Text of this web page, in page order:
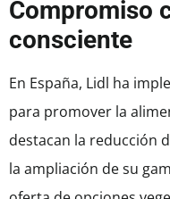
Compromiso
consciente
En España, Lidl ha
para promover la
destacan la reducción
la ampliación de su